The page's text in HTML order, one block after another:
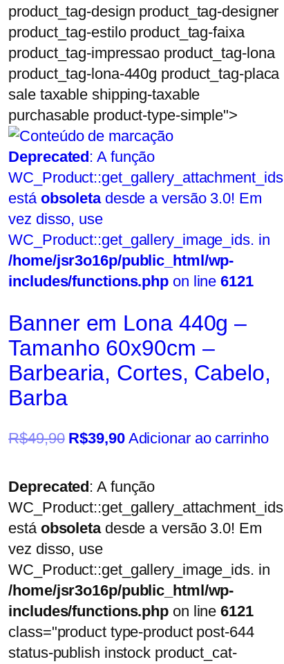
product_tag-design product_tag-designer
product_tag-estilo product_tag-faixa
product_tag-impressao product_tag-lona
product_tag-lona-440g product_tag-placa
sale taxable shipping-taxable
purchasable product-type-simple">
Deprecated: A função
WC_Product::get_gallery_attachment_ids
está obsoletadesde a versão 3.0! Em
vez disso, use
WC_Product::get_gallery_image_ids. in
/home/jsr3o16p/public_html/wp-
includes/functions.php on line6121
Banner em Lona 440g –
Tamanho 60x90cm –
Barbearia, Cortes, Cabelo,
Barba
R$49,90 R$39,90 Adicionar ao carrinho
Deprecated: A função
WC_Product::get_gallery_attachment_ids
está obsoletadesde a versão 3.0! Em
vez disso, use
WC_Product::get_gallery_image_ids. in
/home/jsr3o16p/public_html/wp-
includes/functions.php on line6121
class="product type-product post-644
status-publish instock product_cat-